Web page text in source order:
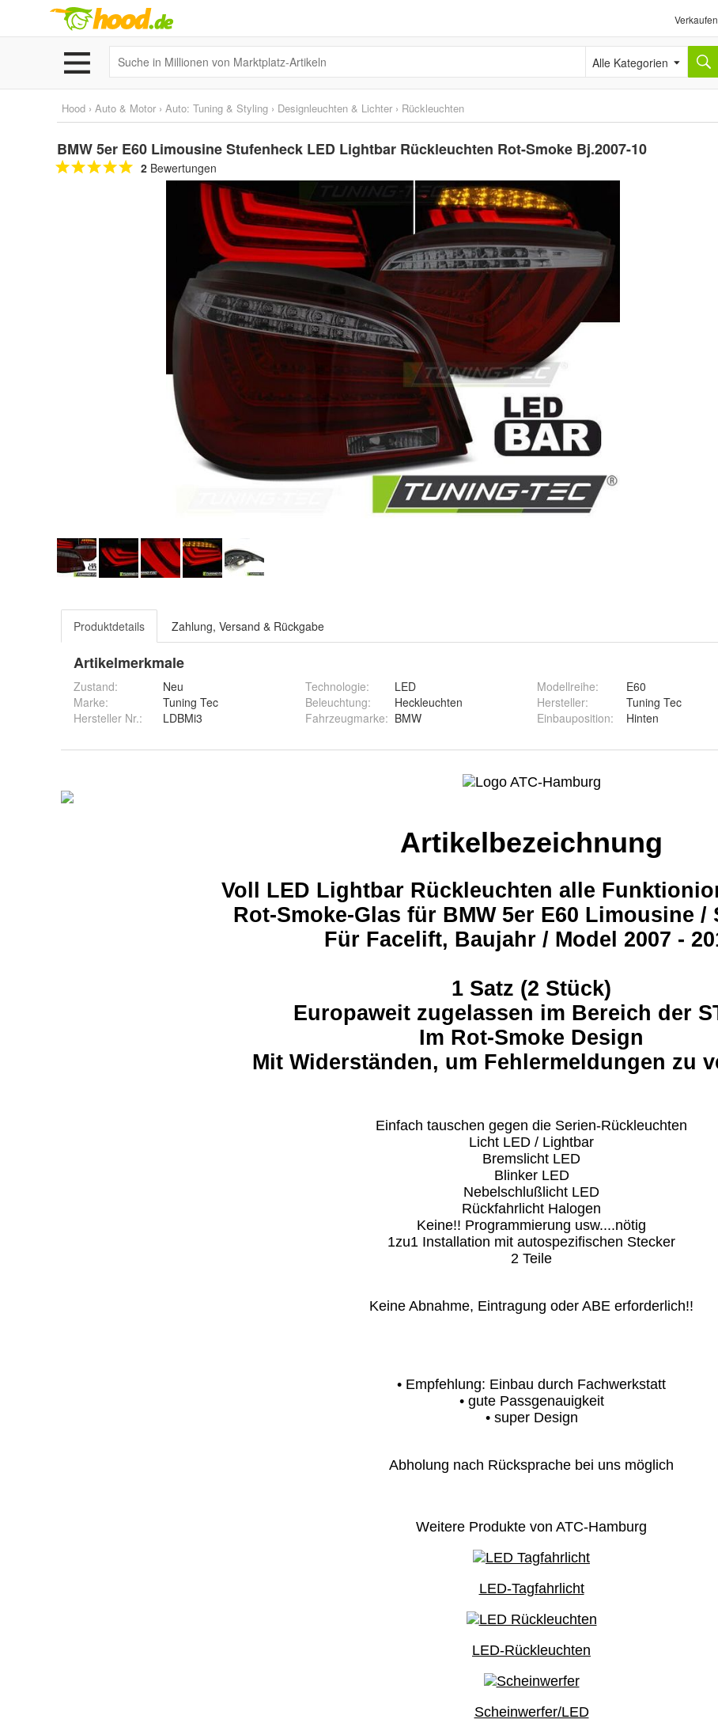
Verkaufen
Alle Kategorien
Hood › Auto & Motor › Auto: Tuning & Styling › Designleuchten & Lichter › Rückleuchten
BMW 5er E60 Limousine Stufenheck LED Lightbar Rückleuchten Rot-Smoke Bj.2007-10
2 Bewertungen
Produktdetails Zahlung, Versand & Rückgabe
Artikelmerkmale
Zustand:
Neu
Marke:
Tuning Tec
Hersteller Nr.:
LDBMi3
Technologie:
LED
Beleuchtung:
Heckleuchten
Fahrzeugmarke: BMW
Modellreihe:
E60
Hersteller:
Tuning Tec
Einbauposition: Hinten